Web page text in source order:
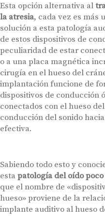
Esta opción alternativa al
la atresia, cada vez es más
solución a esta patología
de estos dispositivos de
peculiaridad de estar
o a una placa magnética
cirugía en el hueso del
implantación funcione de
dispositivos de conducción
conectados con el hueso
conducción del sonido
efectiva.
Sabiendo todo esto y
estapatología del oído
que el nombre de
hueso» proviene de la
implante auditivo al hueso